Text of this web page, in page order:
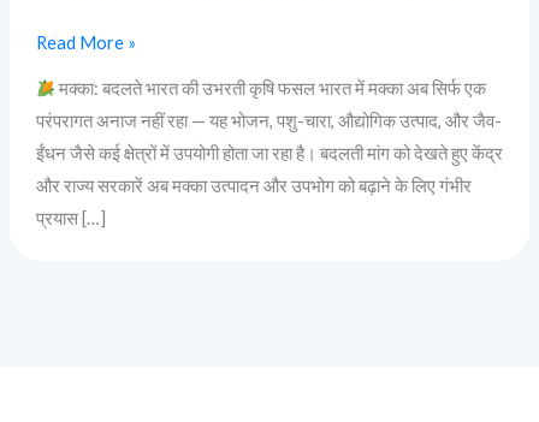
Read More »
मक्का: बदलते भारत की उभरती कृषि फसल भारत में मक्का अब सिर्फ एक
परंपरागत अनाज नहीं रहा — यह भोजन, पशु-चारा, औद्योगिक उत्पाद, और जैव-
ईंधन जैसे कई क्षेत्रों में उपयोगी होता जा रहा है। बदलती मांग को देखते हुए केंद्र
और राज्य सरकारें अब मक्का उत्पादन और उपभोग को बढ़ाने के लिए गंभीर
प्रयास […]